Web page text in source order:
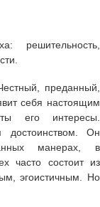
решительность,
преданный,
себя настоящим
его интересы.
достоинством. Он
манерах, в
часто состоит из
эгоистичным. Но